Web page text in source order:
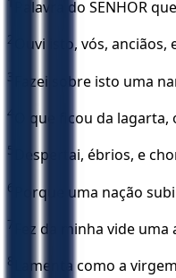
Palavra do SENHOR
2 Ouvi isto, vós,
3 Fazei sobre isto uma
4 O que ficou da
5 Despertai, ébrios, e
6 Porque uma nação
7 Fez da minha vide
8 Lamenta como a